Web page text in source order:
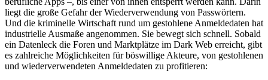
liegt die große Gefahr der Wiederverwendung von Passwörtern.
Und die kriminelle Wirtschaft rund um gestohlene Anmeldedaten hat
industrielle Ausmaße angenommen. Sie bewegt sich schnell. Sobald
ein Datenleck die Foren und Marktplätze im Dark Web erreicht, gibt
es zahlreiche Möglichkeiten für böswillige Akteure, von gestohlenen
und wiederverwendeten Anmeldedaten zu profitieren: